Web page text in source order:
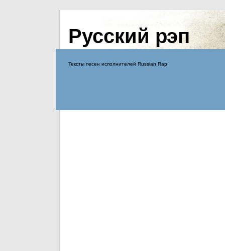
Русский рэп
Тексты песен исполнителей Russian Rap